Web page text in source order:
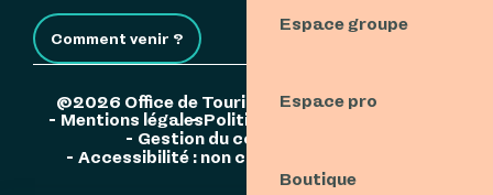
Espace groupe
Espace pro
Boutique
Comment venir ?
©2026 Office de Tourisme de l'Île d'Ouessant
Mentions légalesPolitique de confidentialité
Gestion du consentement
Accessibilité : non conforme